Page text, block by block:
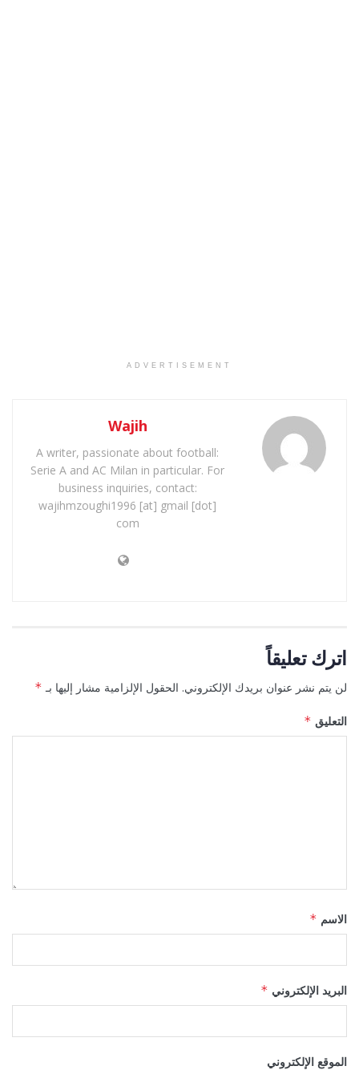
ADVERTISEMENT
Wajih
A writer, passionate about football:
Serie A and AC Milan in particular. For
business inquiries, contact:
wajihmzoughi1996 [at] gmail [dot]
com
اترك تعليقاً
لن يتم نشر عنوان بريدك الإلكتروني. الحقول الإلزامية مشار إليها بـ *
التعليق *
الاسم *
البريد الإلكتروني *
الموقع الإلكتروني